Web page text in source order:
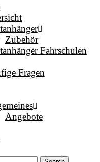
Zubehör
Fahrschulen
Fragen
Angebote